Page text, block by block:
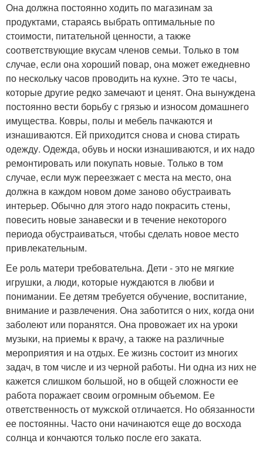
Она должна постоянно ходить по магазинам за
продуктами, стараясь выбрать оптимальные по
стоимости, питательной ценности, а также
соответствующие вкусам членов семьи. Только в том
случае, если она хороший повар, она может ежедневно
по нескольку часов проводить на кухне. Это те часы,
которые другие редко замечают и ценят. Она вынуждена
постоянно вести борьбу с грязью и износом домашнего
имущества. Ковры, полы и мебель пачкаются и
изнашиваются. Ей приходится снова и снова стирать
одежду. Одежда, обувь и носки изнашиваются, и их надо
ремонтировать или покупать новые. Только в том
случае, если муж переезжает с места на место, она
должна в каждом новом доме заново обустраивать
интерьер. Обычно для этого надо покрасить стены,
повесить новые занавески и в течение некоторого
периода обустраиваться, чтобы сделать новое место
привлекательным.
Ее роль матери требовательна. Дети - это не мягкие
игрушки, а люди, которые нуждаются в любви и
понимании. Ее детям требуется обучение, воспитание,
внимание и развлечения. Она заботится о них, когда они
заболеют или поранятся. Она провожает их на уроки
музыки, на приемы к врачу, а также на различные
мероприятия и на отдых. Ее жизнь состоит из многих
задач, в том числе и из черной работы. Ни одна из них не
кажется слишком большой, но в общей сложности ее
работа поражает своим огромным объемом. Ее
ответственность от мужской отличается. Но обязанности
ее постоянны. Часто они начинаются еще до восхода
солнца и кончаются только после его заката.